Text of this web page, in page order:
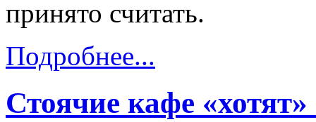
принято считать.
Подробнее...
Стоячие кафе